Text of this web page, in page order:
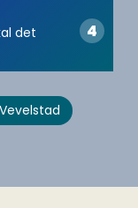
det